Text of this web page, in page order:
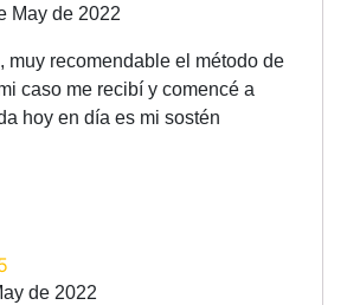
May de 2022
muy recomendable el método de
caso me recibí y comencé a
hoy en día es mi sostén
de 2022